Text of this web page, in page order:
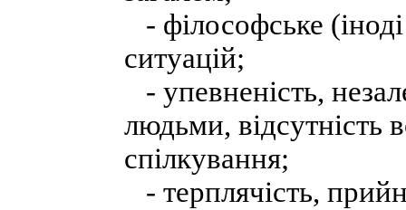
- філософське
ситуацій;
- упевненість,
людьми, відсутність
спілкування;
- терплячість,